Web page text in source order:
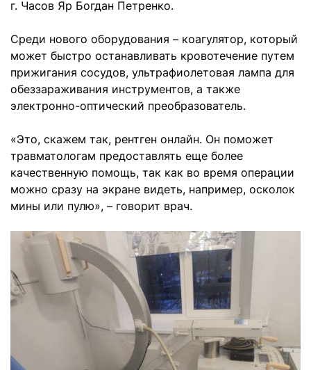
г. Часов Яр Богдан Петренко.
Среди нового оборудования – коагулятор, который
может быстро останавливать кровотечение путем
прижигания сосудов, ультрафиолетовая лампа для
обеззараживания инструментов, а также
электронно-оптический преобразователь.
«Это, скажем так, рентген онлайн. Он поможет
травматологам предоставлять еще более
качественную помощь, так как во время операции
можно сразу на экране видеть, например, осколок
мины или пулю», – говорит врач.